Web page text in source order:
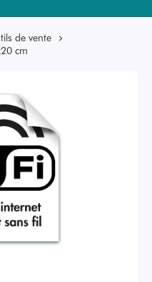
de vente
cm